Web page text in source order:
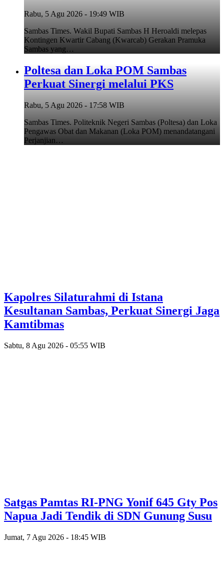
Rabu, 5 Agu 2026 - 19:49 WIB
Sambas Times. Wakil Bupati Sambas H Heroaldi melepas
Kontingen Kwartir Cabang (Kwarcab) Gerakan Pramuka
Sambas yang…
Poltesa dan Loka POM Sambas
Perkuat Sinergi melalui PKS
Rabu, 5 Agu 2026 - 17:58 WIB
Sambas Times. Politeknik Negeri Sambas (Poltesa) dan Loka
Pengawas Obat dan Makanan (Loka POM) menandatangani
Perjanjian…
‎Kapolres Silaturahmi di Istana
Kesultanan Sambas, Perkuat Sinergi Jaga
Kamtibmas
Sabtu, 8 Agu 2026 - 05:55 WIB
Satgas Pamtas RI-PNG Yonif 645 Gty Pos
Napua Jadi Tendik di SDN Gunung Susu
Jumat, 7 Agu 2026 - 18:45 WIB